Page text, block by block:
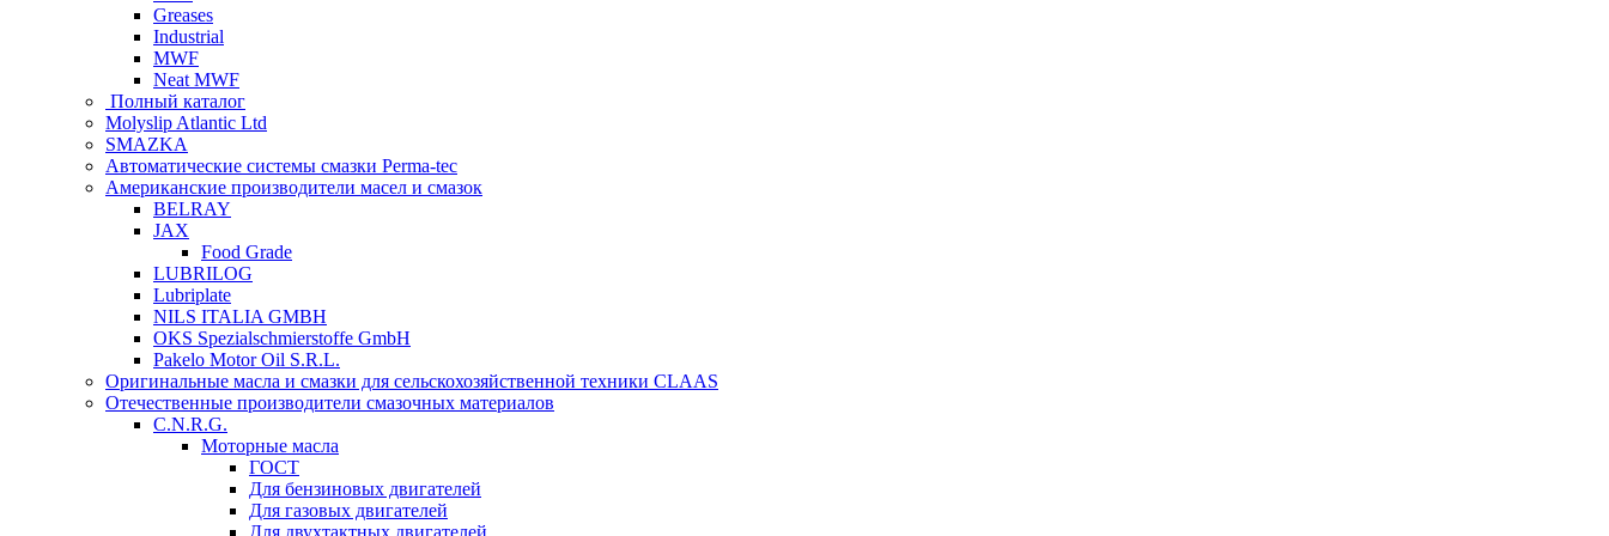
Greases
Industrial
MWF
Neat MWF
Полный каталог
Molyslip Atlantic Ltd
SMAZKA
Автоматические системы смазки Perma-tec
Американские производители масел и смазок
BELRAY
JAX
Food Grade
LUBRILOG
Lubriplate
NILS ITALIA GMBH
OKS Spezialschmierstoffe GmbH
Pakelo Motor Oil S.R.L.
Оригинальные масла и смазки для сельскохозяйственной техники CLAAS
Отечественные производители смазочных материалов
C.N.R.G.
Моторные масла
ГОСТ
Для бензиновых двигателей
Для газовых двигателей
Для двухтактных двигателей